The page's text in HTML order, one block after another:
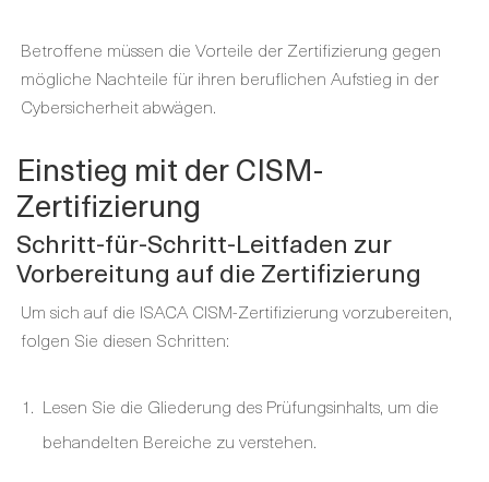
Betroffene müssen die Vorteile der Zertifizierung gegen
mögliche Nachteile für ihren beruflichen Aufstieg in der
Cybersicherheit abwägen.
Einstieg mit der CISM-
Zertifizierung
Schritt-für-Schritt-Leitfaden zur
Vorbereitung auf die Zertifizierung
Um sich auf die ISACA CISM-Zertifizierung vorzubereiten,
folgen Sie diesen Schritten:
Lesen Sie die Gliederung des Prüfungsinhalts, um die
behandelten Bereiche zu verstehen.